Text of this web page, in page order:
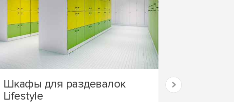
Шкафы для раздевалок
Lifestyle
Бенч-
места STAR